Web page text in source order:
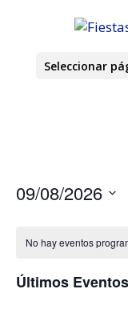
Seleccionar
09/08/2026
fecha.
No hay eventos
Últimos